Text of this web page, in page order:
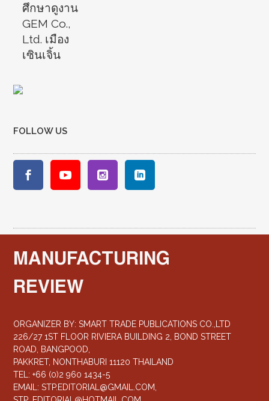
ศึกษาดูงาน
GEM Co.,
Ltd. เมือง
เซินเจิ้น
FOLLOW US
MANUFACTURING
REVIEW
ORGANIZER BY: SMART TRADE PUBLICATIONS CO.,LTD
226/27 1ST FLOOR RIVIERA BUILDING 2, BOND STREET
ROAD, BANGPOOD,
PAKKRET, NONTHABURI 11120 THAILAND
TEL: +66 (0)2 960 1434-5
EMAIL:STP.EDITORIAL@GMAIL.COM,